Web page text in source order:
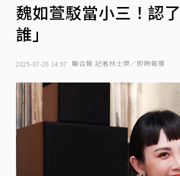
魏如萱駁當小三！認
誰」
2025-07-28 14:57 聯合報 記者林士傑／即時報導